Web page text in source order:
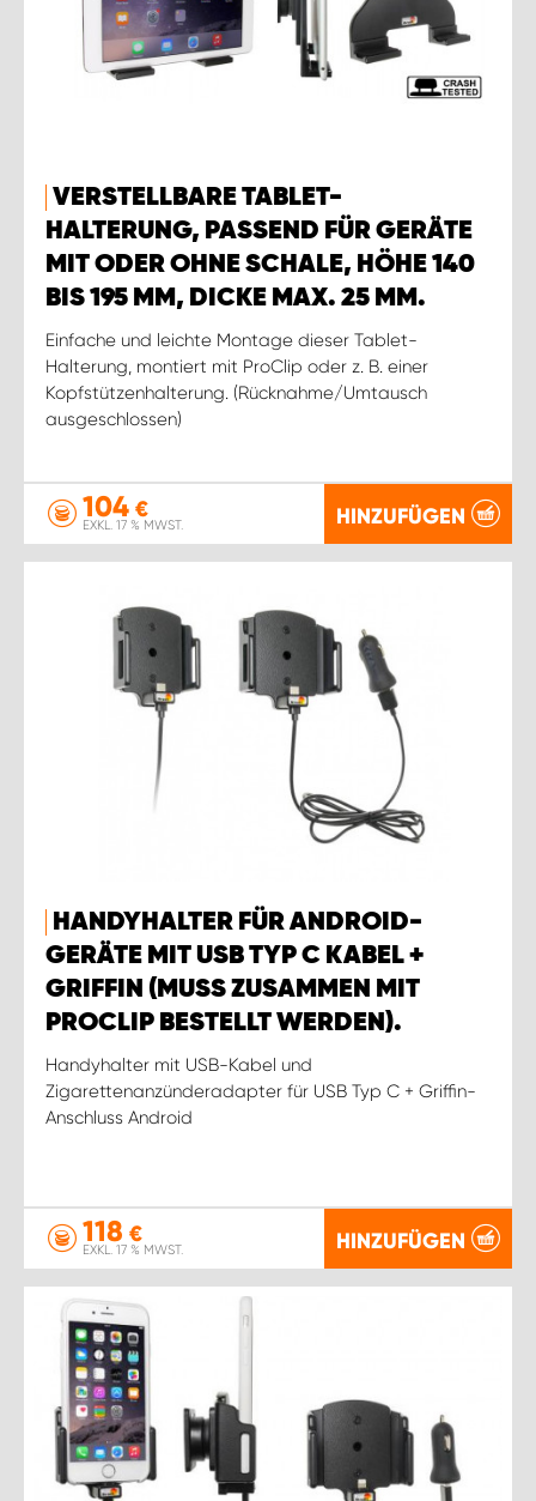
VERSTELLBARE TABLET-
HALTERUNG, PASSEND FÜR GERÄTE
MIT ODER OHNE SCHALE, HÖHE 140
BIS 195 MM, DICKE MAX. 25 MM.
Einfache und leichte Montage dieser Tablet-
Halterung, montiert mit ProClip oder z. B. einer
Kopfstützenhalterung. (Rücknahme/Umtausch
ausgeschlossen)
104 €
EXKL. 17 % MWST. HINZUFÜGEN
HANDYHALTER FÜR ANDROID-
GERÄTE MIT USB TYP C KABEL +
GRIFFIN (MUSS ZUSAMMEN MIT
PROCLIP BESTELLT WERDEN).
Handyhalter mit USB-Kabel und
Zigarettenanzünderadapter für USB Typ C + Griffin-
Anschluss Android
118 €
EXKL. 17 % MWST. HINZUFÜGEN